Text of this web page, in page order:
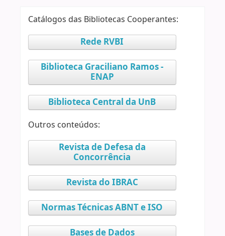
Catálogos das Bibliotecas Cooperantes:
Rede RVBI
Biblioteca Graciliano Ramos -
ENAP
Biblioteca Central da UnB
Outros conteúdos:
Revista de Defesa da
Concorrência
Revista do IBRAC
Normas Técnicas ABNT e ISO
Bases de Dados